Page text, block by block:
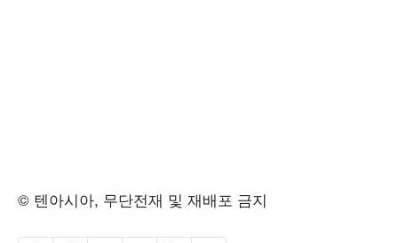
© 텐아시아, 무단전재 및 재배포 금지